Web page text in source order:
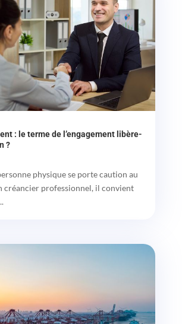
: le terme de l’engagement libère-
?
physique se porte caution au
créancier professionnel, il convient